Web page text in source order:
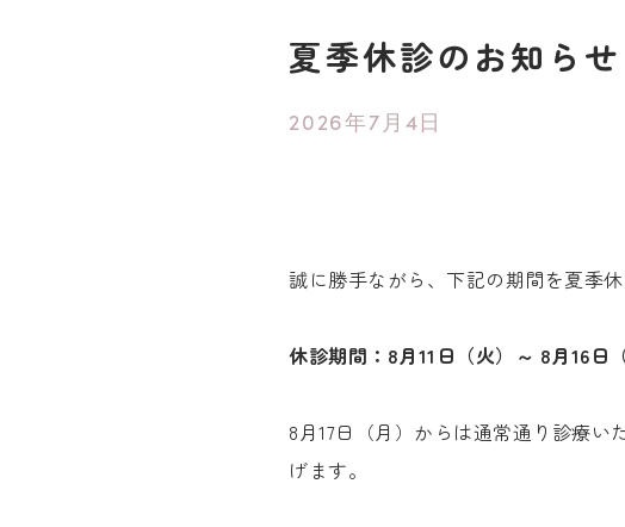
夏季休診のお知らせ
2026年7月4日
誠に勝手ながら、下記の期間を夏季
休診期間：8月11日（火）～ 8月16日（
8月17日（月）からは通常通り診療
げます。